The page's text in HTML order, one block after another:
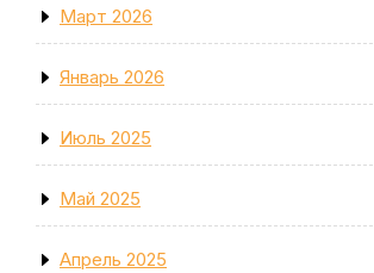
Март 2026
Январь 2026
Июль 2025
Май 2025
Апрель 2025